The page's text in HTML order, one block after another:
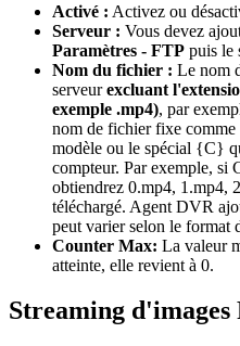
Activé : Activez ou
Serveur : Vous devez
Paramètres - FTP puis le
Nom du fichier : Le nom
serveurexcluant
exemple .mp4), par
nom de fichier fixe
modèle ou le spécial {C}
compteur. Par exemple, si
obtiendrez 0.mp4, 1.mp4,
téléchargé. Agent DVR
peut varier selon le format
Counter Max: La valeur
atteinte, elle revient à 0.
Streaming d'images